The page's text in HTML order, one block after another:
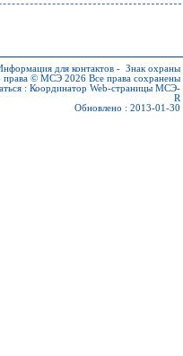
для контактов - Знак охраны
права © МСЭ 2026 Все права сохранены
: Координатор Web-страницы МСЭ-
R
Обновлено : 2013-01-30